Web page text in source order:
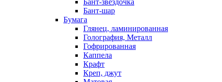
Бант-звёздочка
Бант-шар
Бумага
Глянец, ламинированная
Голография, Металл
Гофрированная
Каппела
Крафт
Креп, джут